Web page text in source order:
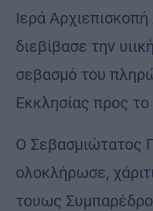
Ιερά
διεβίβασε την
σεβασμό του
Εκκλησίας προς
Ο Σεβασμιώτατος
ολοκλήρωσε,
τουως